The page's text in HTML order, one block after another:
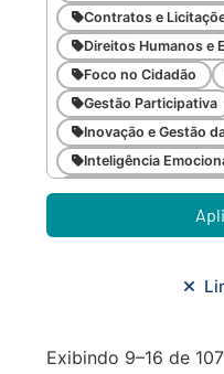
Contratos e
Direitos Humanos e
Foco no Cidadão
Gestão Participativa
Inovação e Gestão
Inteligência
Meio Ambiente e
Metodologias Ágeis
Planejamento
Exibindo 9–16 de